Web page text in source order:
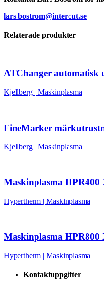
lars.bostrom@intercut.se
Relaterade produkter
ATChanger automatisk
Kjellberg | Maskinplasma
FineMarker
Kjellberg | Maskinplasma
Maskinplasma HPR400
Hypertherm | Maskinplasma
Maskinplasma HPR800
Hypertherm | Maskinplasma
Kontaktuppgifter